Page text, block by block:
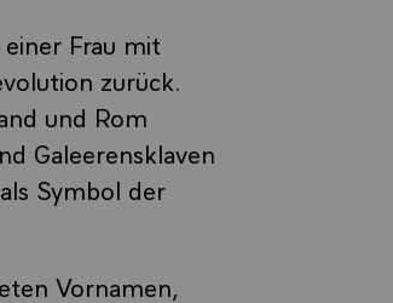
Frau mit
zurück.
und Rom
Galeerensklaven
Symbol der
Vornamen,